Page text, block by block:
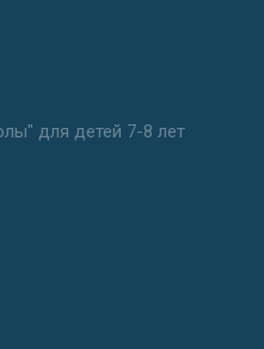
для детей 7-8 лет